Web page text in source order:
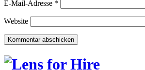
E-Mail-Adresse *
Website